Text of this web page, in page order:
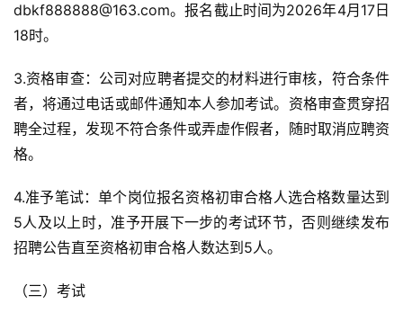
dbkf888888@163.com。报名截止时间为2026年4月17日
18时。
3.资格审查：公司对应聘者提交的材料进行审核，符合条件
者，将通过电话或邮件通知本人参加考试。资格审查贯穿招
聘全过程，发现不符合条件或弄虚作假者，随时取消应聘资
格。
4.准予笔试：单个岗位报名资格初审合格人选合格数量达到
5人及以上时，准予开展下一步的考试环节，否则继续发布
招聘公告直至资格初审合格人数达到5人。
（三）考试